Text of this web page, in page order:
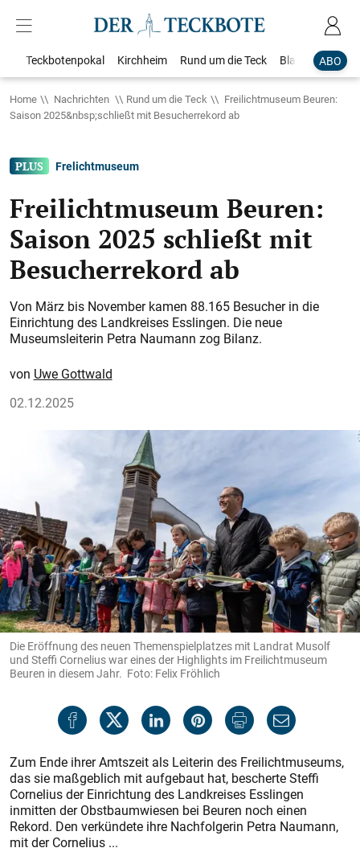
ABO
Teckbotenpokal Kirchheim Rund um die Teck Blaulicht
Home Nachrichten Rund um die Teck
Freilichtmuseum Beuren:
Saison 2025&nbsp;schließt mit Besucherrekord ab
Frelichtmuseum
Freilichtmuseum Beuren:
Saison 2025 schließt mit
Besucherrekord ab
Von März bis November kamen 88.165 Besucher in die
Einrichtung des Landkreises Esslingen. Die neue
Museumsleiterin Petra Naumann zog Bilanz.
Uwe Gottwald
02.12.2025
Die Eröffnung des neuen Themenspielplatzes mit Landrat Musolf
und Steffi Cornelius war eines der Highlights im Freilichtmuseum
Beuren in diesem Jahr. Foto: Felix Fröhlich
Zum Ende ihrer Amtszeit als Leiterin des Freilichtmuseums,
das sie maßgeblich mit aufgebaut hat, bescherte Steffi
Cornelius der Einrichtung des Landkreises Esslingen
inmitten der Obstbaumwiesen bei Beuren noch einen
Rekord. Den verkündete ihre Nachfolgerin Petra Naumann,
mit der Cornelius ...